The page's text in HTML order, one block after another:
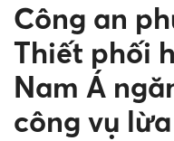
Công an
Thiết phối
Nam Á
công vụ